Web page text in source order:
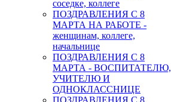
соседке, коллеге
ПОЗДРАВЛЕНИЯ С 8
МАРТА НА РАБОТЕ -
женщинам, коллеге,
начальнице
ПОЗДРАВЛЕНИЯ С 8
МАРТА - ВОСПИТАТЕЛЮ,
УЧИТЕЛЮ И
ОДНОКЛАССНИЦЕ
ПОЗДРАВЛЕНИЯ С 8